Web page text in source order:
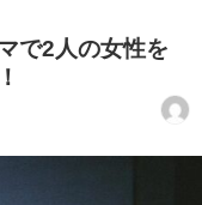
で2人の女性を